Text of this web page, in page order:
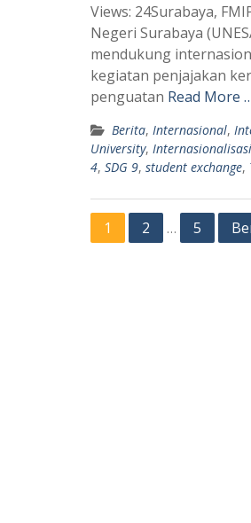
a
t
A
p
l
e
r
m
Views: 24Surabaya,
Negeri Surabaya
mendukung
kegiatan penjajakan
penguatan Read More
Berita, Internasional,
University,
4, SDG 9, student exchange,
Paginasi
1 2 … 5